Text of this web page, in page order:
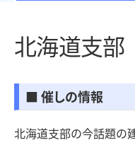
北海道支部
■ 催しの情報
北海道支部の今話題の